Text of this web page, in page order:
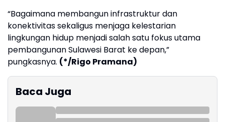
“Bagaimana membangun infrastruktur dan
konektivitas sekaligus menjaga kelestarian
lingkungan hidup menjadi salah satu fokus utama
pembangunan Sulawesi Barat ke depan,”
pungkasnya. (*/Rigo Pramana)
Baca Juga